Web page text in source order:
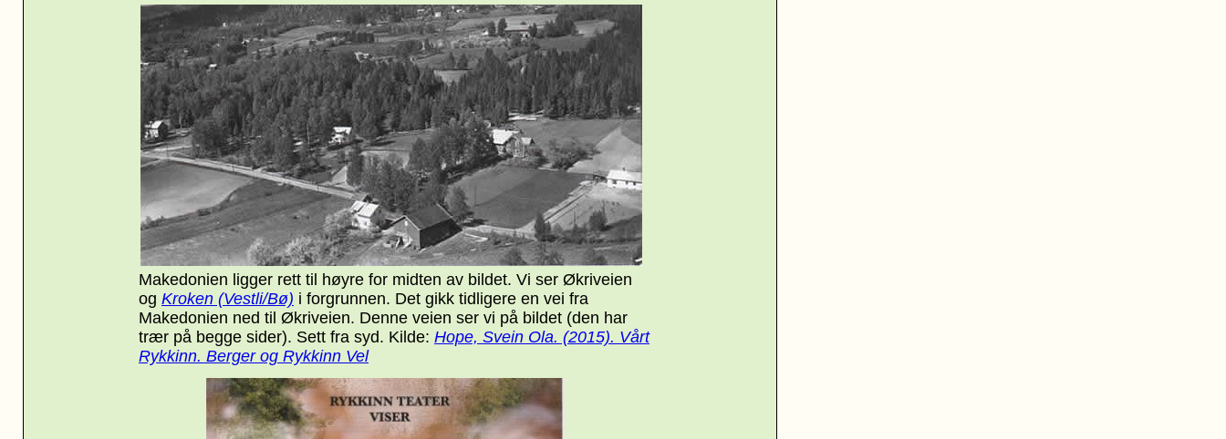
Makedonien ligger rett til høyre for midten av bildet. Vi ser Økriveien
og Kroken (Vestli/Bø) i forgrunnen. Det gikk tidligere en vei fra
Makedonien ned til Økriveien. Denne veien ser vi på bildet (den har
trær på begge sider). Sett fra syd. Kilde: Hope, Svein Ola. (2015). Vårt
Rykkinn. Berger og Rykkinn Vel